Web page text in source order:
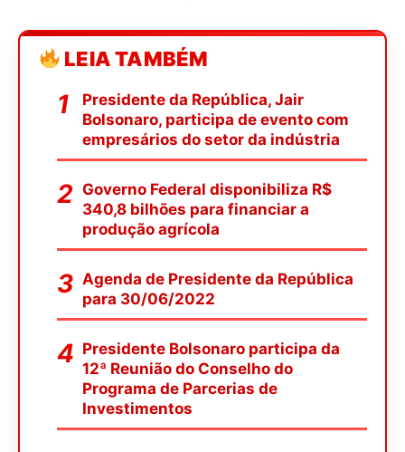
LEIA TAMBÉM
Presidente da República, Jair
Bolsonaro, participa de evento com
empresários do setor da indústria
Governo Federal disponibiliza R$
340,8 bilhões para financiar a
produção agrícola
Agenda de Presidente da República
para 30/06/2022
Presidente Bolsonaro participa da
12ª Reunião do Conselho do
Programa de Parcerias de
Investimentos